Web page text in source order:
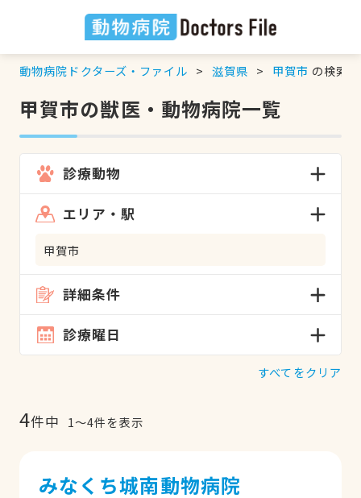
動物病院ドクターズ・ファイル 滋賀県 甲賀市 の検索
甲賀市の獣医・動物病院一覧
診療動物
エリア・駅
甲賀市
詳細条件
診療曜日
すべてをクリア
4件中 1〜4件を表示
みなくち城南動物病院